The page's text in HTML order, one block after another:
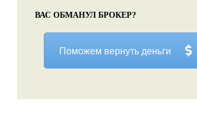
ВАС ОБМАНУЛ БРОКЕР?
Поможем вернуть деньги